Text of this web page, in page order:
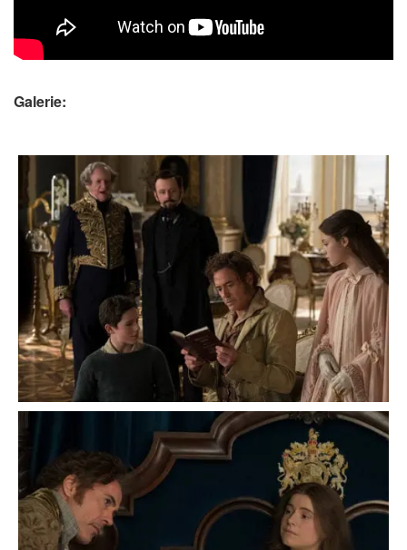
Galerie: